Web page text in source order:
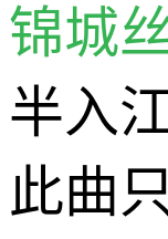
锦城
半入
此曲